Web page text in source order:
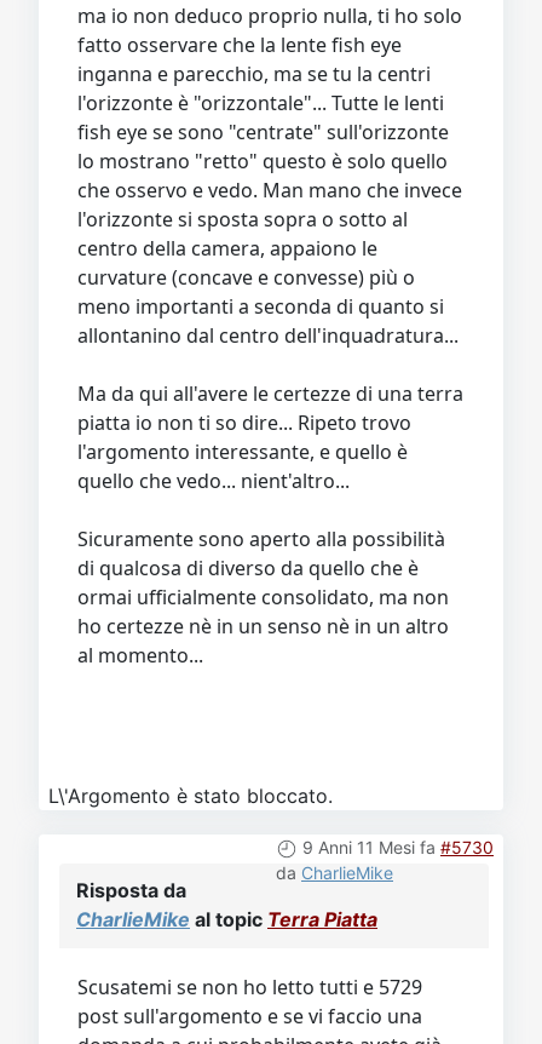
ma io non deduco proprio nulla, ti ho solo
fatto osservare che la lente fish eye
inganna e parecchio, ma se tu la centri
l'orizzonte è "orizzontale"... Tutte le lenti
fish eye se sono "centrate" sull'orizzonte
lo mostrano "retto" questo è solo quello
che osservo e vedo. Man mano che invece
l'orizzonte si sposta sopra o sotto al
centro della camera, appaiono le
curvature (concave e convesse) più o
meno importanti a seconda di quanto si
allontanino dal centro dell'inquadratura...
Ma da qui all'avere le certezze di una terra
piatta io non ti so dire... Ripeto trovo
l'argomento interessante, e quello è
quello che vedo... nient'altro...
Sicuramente sono aperto alla possibilità
di qualcosa di diverso da quello che è
ormai ufficialmente consolidato, ma non
ho certezze nè in un senso nè in un altro
al momento...
L\'Argomento è stato bloccato.
9 Anni 11 Mesi fa #5730
da CharlieMike
Risposta da
CharlieMike al topic Terra Piatta
Scusatemi se non ho letto tutti e 5729
post sull'argomento e se vi faccio una